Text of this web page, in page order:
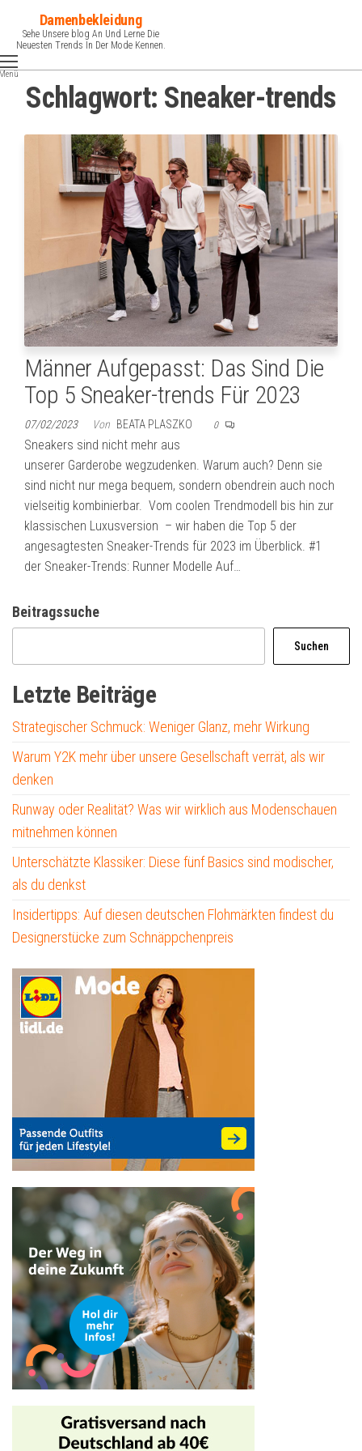
Inhalt
springen
Damenbekleidung
Sehe Unsere blog An Und Lerne Die
Neuesten Trends In Der Mode Kennen.
Schlagwort: Sneaker-trends
Männer Aufgepasst: Das Sind Die
Top 5 Sneaker-trends Für 2023
07/02/2023 Von BEATA PLASZKO 0
Sneakers sind nicht mehr aus
unserer Garderobe wegzudenken. Warum auch? Denn sie
sind nicht nur mega bequem, sondern obendrein auch noch
vielseitig kombinierbar. Vom coolen Trendmodell bis hin zur
klassischen Luxusversion – wir haben die Top 5 der
angesagtesten Sneaker-Trends für 2023 im Überblick. #1
der Sneaker-Trends: Runner Modelle Auf…
Beitragssuche
Suchen
Letzte Beiträge
Strategischer Schmuck: Weniger Glanz, mehr Wirkung
Warum Y2K mehr über unsere Gesellschaft verrät, als wir
denken
Runway oder Realität? Was wir wirklich aus Modenschauen
mitnehmen können
Unterschätzte Klassiker: Diese fünf Basics sind modischer,
als du denkst
Insidertipps: Auf diesen deutschen Flohmärkten findest du
Designerstücke zum Schnäppchenpreis